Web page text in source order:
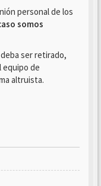
personal de los
somos
ser retirado,
equipo de
altruista.